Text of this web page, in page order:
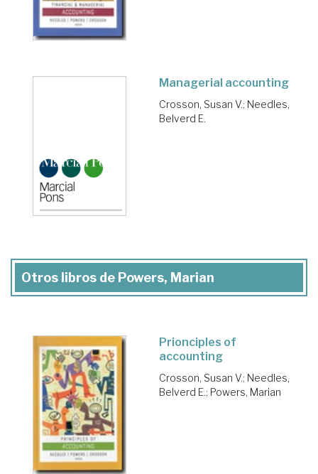
Managerial accounting
Crosson, Susan V.; Needles,
Belverd E.
Otros libros de Powers, Marian
Prionciples of
accounting
Crosson, Susan V.; Needles,
Belverd E.; Powers, Marian